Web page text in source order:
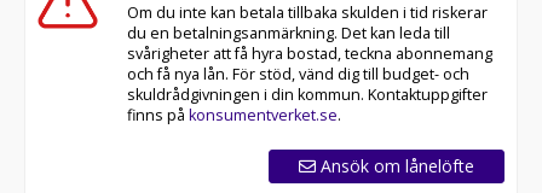
Om du inte kan betala tillbaka skulden i tid riskerar
du en betalningsanmärkning. Det kan leda till
svårigheter att få hyra bostad, teckna abonnemang
och få nya lån. För stöd, vänd dig till budget- och
skuldrådgivningen i din kommun. Kontaktuppgifter
finns på konsumentverket.se.
Ansök om lånelöfte